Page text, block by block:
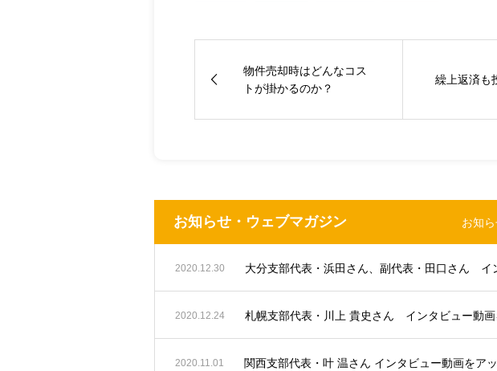
物件売却時はどんなコス
トが掛かるのか？
繰上返済も
お知らせ・ウェブマガジン お知
2020.12.30
2020.12.24 札幌支部代表・川上 貴史さん インタビュー動画
2020.11.01 関西支部代表・叶 温さん インタビュー動画をアッ